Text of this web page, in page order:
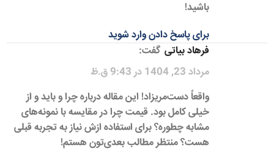
باشید!
برای پاسخ دادن وارد شوید
فرهاد بیاتی گفت:
مرداد 23, 1404 در 9:43 ق.ظ
واقعاً دست‌مریزاد! این مقاله درباره چرا و باید و از
خیلی کامل بود. قیمت چرا در مقایسه با نمونه‌های
مشابه چطوره؟ برای استفاده ازش نیاز به تجربه قبلی
هست؟ منتظر مطالب بعدی‌تون هستم!